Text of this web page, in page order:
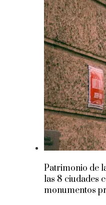
Patrimonio de
las 8 ciudades
monumentos